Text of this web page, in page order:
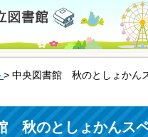
> 中央図書館 秋のとしょかん
秋のとしょかんス